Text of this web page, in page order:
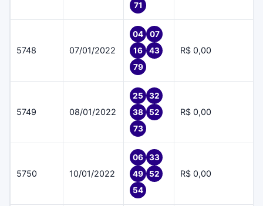
71
5748 07/01/2022
04
07
16
43
79
R$ 0,00
5749 08/01/2022
25
32
38
52
73
R$ 0,00
5750 10/01/2022
06
33
49
52
54
R$ 0,00